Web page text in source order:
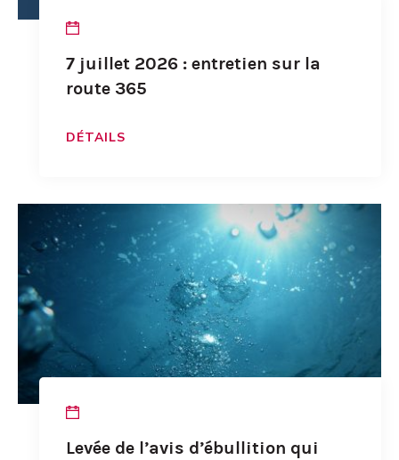
7 juillet 2026 : entretien sur la
route 365
DÉTAILS
Levée de l’avis d’ébullition qui